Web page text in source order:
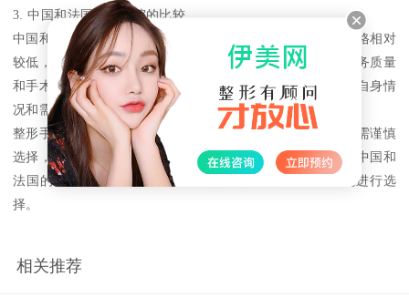
3. 中国和法国整形医院的比较
中国和法国整形医院各有优劣。中国整形医院的数量多，价格相对
较低，但存在一些不合格的医院和医生。法国整形医院的服务质量
和手术效果相对较好，但价格较高。消费者在选择时需根据自身情
况和需求进行权衡。
整形手术是一项严肃的医疗行为，消费者在选择整形医院时需谨慎
选择，了解医院的资质、设备、技术和医生的专业水平等。中国和
法国的整形医院都有自己的优劣，消费者需根据自身情况进行选
择。
相关推荐